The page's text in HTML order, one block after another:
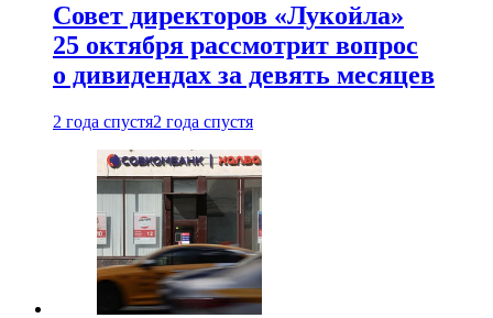
Совет директоров «Лукойла»
25 октября рассмотрит вопрос
о дивидендах за девять месяцев
2 года спустя2 года спустя